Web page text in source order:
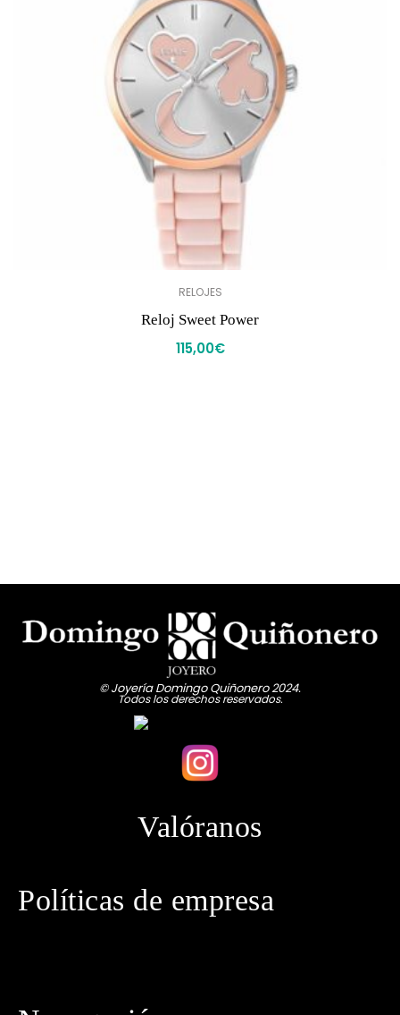
RELOJES
Reloj Sweet Power
115,00€
© Joyería Domingo Quiñonero 2024.
Todos los derechos reservados.
Valóranos
Políticas de empresa